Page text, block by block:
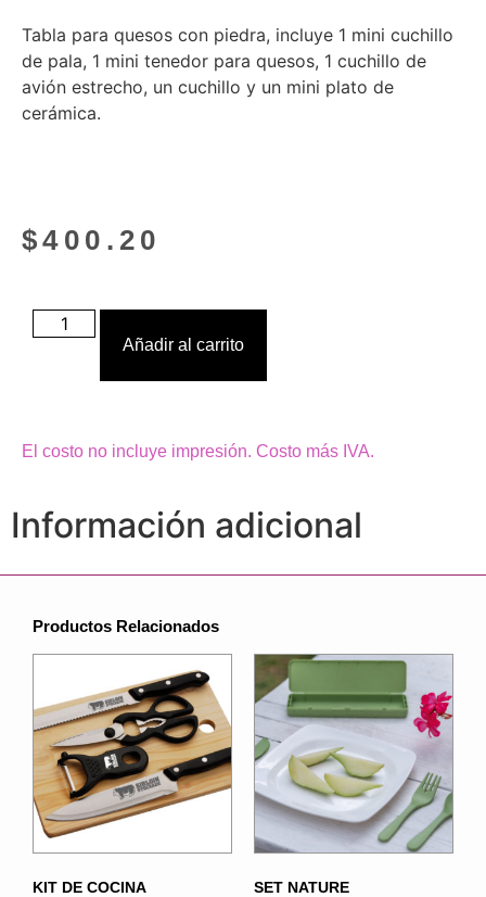
Tabla para quesos con piedra, incluye 1 mini cuchillo
de pala, 1 mini tenedor para quesos, 1 cuchillo de
avión estrecho, un cuchillo y un mini plato de
cerámica.
$400.20
Añadir al carrito
El costo no incluye impresión. Costo más IVA.
Información adicional
Productos Relacionados
KIT DE COCINA SET NATURE